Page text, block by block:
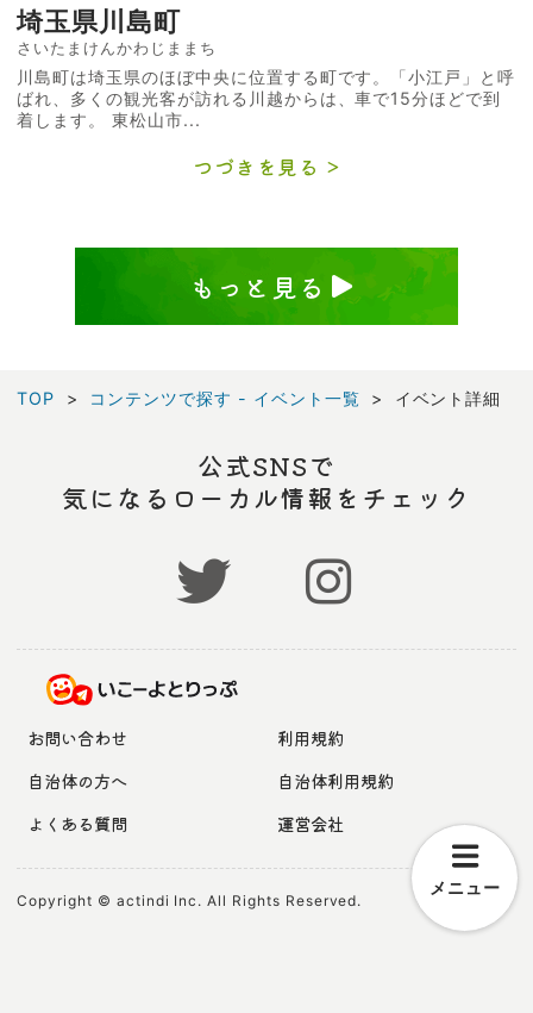
埼玉県川島町
さいたまけんかわじままち
川島町は埼玉県のほぼ中央に位置する町です。「小江戸」と呼
ばれ、多くの観光客が訪れる川越からは、車で15分ほどで到
着します。 東松山市...
つづきを見る
もっと見る
TOP コンテンツで探す - イベント一覧 イベント詳細
メニュー
公式SNSで
気になるローカル情報をチェック
お問い合わせ
利用規約
自治体の方へ
自治体利用規約
よくある質問
運営会社
Copyright © actindi Inc. All Rights Reserved.